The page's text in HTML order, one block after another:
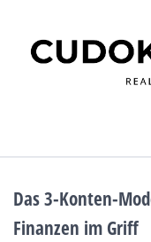
Das 3-Konten-
Finanzen im Griff